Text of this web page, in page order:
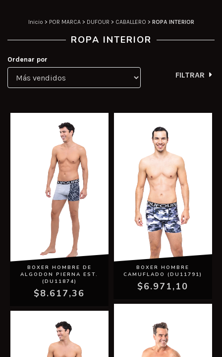
Inicio > POR MARCA > DUFOUR > CABALLERO > ROPA INTERIOR
ROPA INTERIOR
Ordenar por
FILTRAR
BOXER HOMBRE DE
ALGODON PIERNA EST.
(DU11874)
$8.617,36
BOXER HOMBRE
CAMUFLADO (DU11791)
$6.971,10